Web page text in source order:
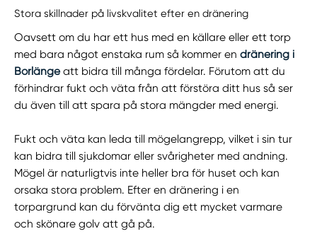
Stora skillnader på livskvalitet efter en dränering
Oavsett om du har ett hus med en källare eller ett torp
med bara något enstaka rum så kommer endränering i
Borlängeatt bidra till många fördelar. Förutom att du
förhindrar fukt och väta från att förstöra ditt hus så ser
du även till att spara på stora mängder med energi.
Fukt och väta kan leda till mögelangrepp, vilket i sin tur
kan bidra till sjukdomar eller svårigheter med andning.
Mögel är naturligtvis inte heller bra för huset och kan
orsaka stora problem. Efter en dränering i en
torpargrund kan du förvänta dig ett mycket varmare
och skönare golv att gå på.